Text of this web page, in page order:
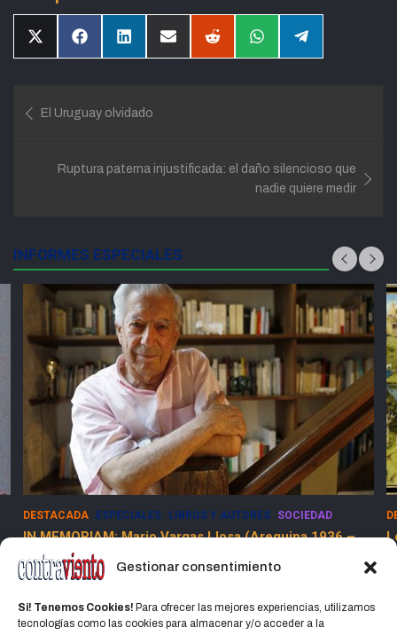
Gestionar consentimiento
Si! Tenemos Cookies! Para ofrecer las mejores experiencias, utilizamos
tecnologías como las cookies para almacenar y/o acceder a la
CompartirCompartirCompartirCompartirCompartirCompartirCompartir
de
El Uruguay olvidado
Ruptura paterna injustificada: el daño silencioso que
nadie quiere medir
INFORMES ESPECIALES
DESTACADA ESPECIALES LIBROS Y AUTORES SOCIEDAD
IN MEMORIAM: Mario Vargas Llosa (Arequipa 1936 –
Lima 2025)
15 abril, 2025